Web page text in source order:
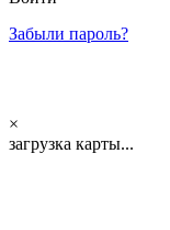
Забыли пароль?
×
загрузка карты...